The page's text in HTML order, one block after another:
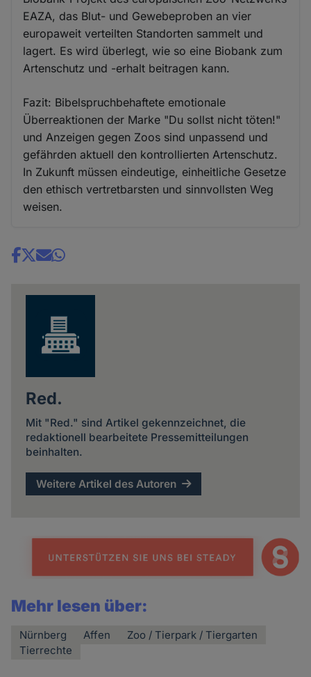
EAZA, das Blut- und Gewebeproben an vier
europaweit verteilten Standorten sammelt und
lagert. Es wird überlegt, wie so eine Biobank zum
Artenschutz und -erhalt beitragen kann.
Fazit: Bibelspruchbehaftete emotionale
Überreaktionen der Marke "Du sollst nicht töten!"
und Anzeigen gegen Zoos sind unpassend und
gefährden aktuell den kontrollierten Artenschutz.
In Zukunft müssen eindeutige, einheitliche Gesetze
den ethisch vertretbarsten und sinnvollsten Weg
weisen.
Share
Red.
Mit "Red." sind Artikel gekennzeichnet, die
redaktionell bearbeitete Pressemitteilungen
beinhalten.
Weitere Artikel des Autoren
Mehr lesen über:
Nürnberg Affen
Zoo / Tierpark / Tiergarten
Tierrechte